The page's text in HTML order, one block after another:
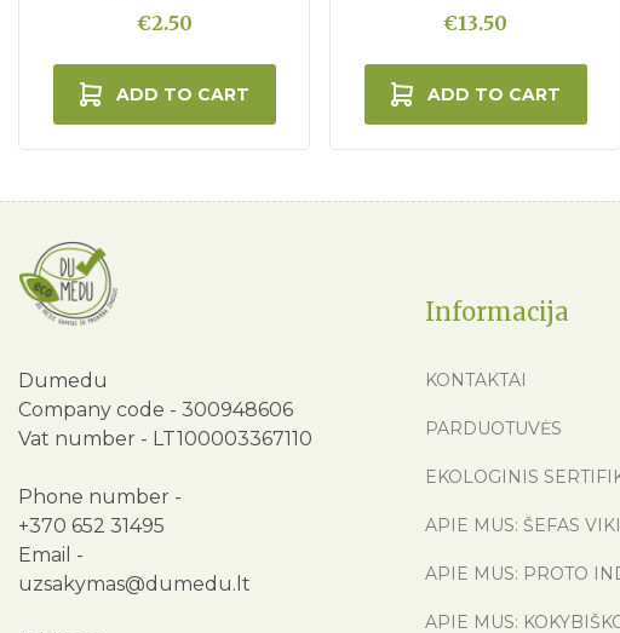
€2.50
ADD TO CART
€13.50
ADD TO CART
Dumedu
Company code - 300948606
Vat number - LT100003367110
Phone number -
+370 652 31495
Email -
uzsakymas@dumedu.lt
Informacija
KONTAKTAI
PARDUOTUVĖS
EKOLOGINIS
APIE MUS: ŠEFAS
APIE MUS: PROTO
APIE MUS: